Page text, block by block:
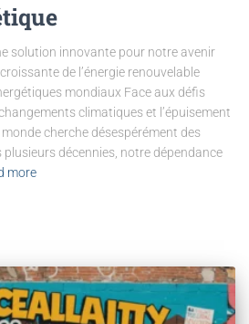
solution innovante pour notre avenir
de l’énergie renouvelable
mondiaux Face aux défis
climatiques et l’épuisement
cherche désespérément des
décennies, notre dépendance
more